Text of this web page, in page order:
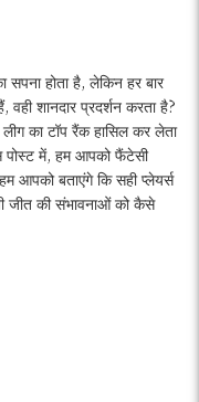
होता है, लेकिन हर बार
शानदार प्रदर्शन करता है?
का टॉप रैंक हासिल कर लेता
पोस्ट में, हम आपको फैंटेसी
आपको बताएंगे कि सही प्लेयर्स
जीत की संभावनाओं को कैसे